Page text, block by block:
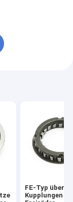
FE-Typ
Kupplungen